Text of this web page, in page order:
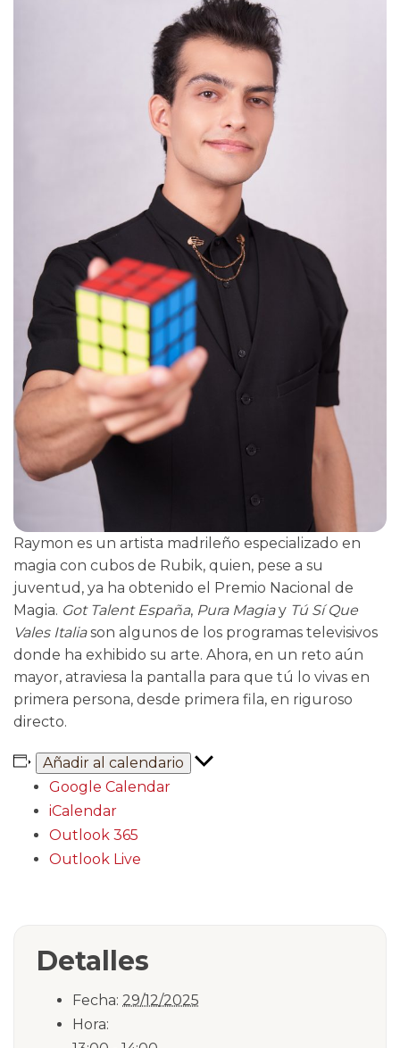
Raymon es un artista madrileño especializado en
magia con cubos de Rubik, quien, pese a su
juventud, ya ha obtenido el Premio Nacional de
Magia. Got Talent España, Pura Magiay Tú Sí Que
Vales Italiason algunos de los programas televisivos
donde ha exhibido su arte. Ahora, en un reto aún
mayor, atraviesa la pantalla para que tú lo vivas en
primera persona, desde primera fila, en riguroso
directo.
Añadir al calendario
Google Calendar
iCalendar
Outlook 365
Outlook Live
Detalles
Fecha: 29/12/2025
Hora: